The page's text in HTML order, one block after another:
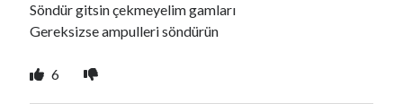
Söndür gitsin çekmeyelim gamları
Gereksizse ampulleri söndürün
6